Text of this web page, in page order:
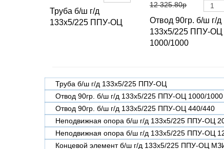
Труба б/ш г/д
133х5/225 ППУ-ОЦ
12 325.80р
Отвод 90гр. б/ш г/д
133х5/225 ППУ-ОЦ
1000/1000
Труба б/ш г/д 133х5/225 ППУ-ОЦ
Отвод 90гр. б/ш г/д 133х5/225 ППУ-ОЦ 1000/1000
Отвод 90гр. б/ш г/д 133х5/225 ППУ-ОЦ 440/440
Неподвижная опора б/ш г/д 133х5/225 ППУ-ОЦ
Неподвижная опора б/ш г/д 133х5/225 ППУ-ОЦ
Концевой элемент б/ш г/д 133х5/225 ППУ-ОЦ